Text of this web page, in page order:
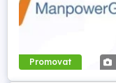
Promovat